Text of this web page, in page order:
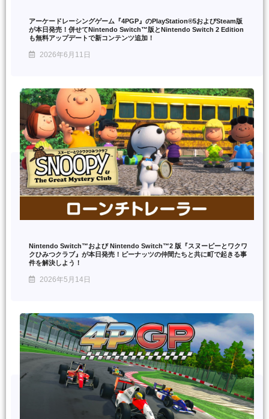
アーケードレーシングゲーム『4PGP』のPlayStation®5およびSteam版
が本日発売！併せてNintendo Switch™版とNintendo Switch 2 Edition
も無料アップデートで新コンテンツ追加！
2026年6月11日
Nintendo Switch™および Nintendo Switch™2 版『スヌーピーとワクワ
クひみつクラブ』が本日発売！ピーナッツの仲間たちと共に町で起きる事
件を解決しよう！
2026年5月14日